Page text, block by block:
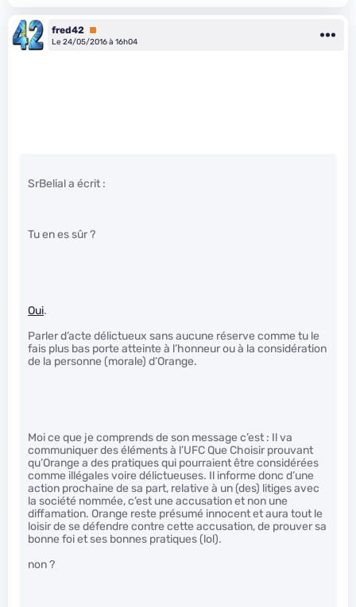
fred42 Premium
Le 24/05/2016 à 16h04
SrBelial a écrit :
Tu en es sûr ?
Oui.
Parler d’acte délictueux sans aucune réserve comme tu le
fais plus bas porte atteinte à l’honneur ou à la considération
de la personne (morale) d’Orange.
Moi ce que je comprends de son message c’est : Il va
communiquer des éléments à l’UFC Que Choisir prouvant
qu’Orange a des pratiques qui pourraient être considérées
comme illégales voire délictueuses. Il informe donc d’une
action prochaine de sa part, relative à un (des) litiges avec
la société nommée, c’est une accusation et non une
diffamation. Orange reste présumé innocent et aura tout le
loisir de se défendre contre cette accusation, de prouver sa
bonne foi et ses bonnes pratiques (lol).
non ?